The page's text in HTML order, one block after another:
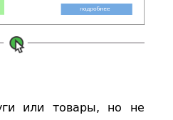
или товары, но не